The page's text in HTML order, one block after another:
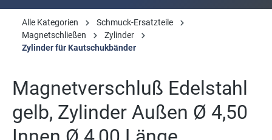
Alle Kategorien
Schmuck-Ersatzteile
Magnetschließen
Zylinder
Zylinder für Kautschukbänder
Magnetverschluß Edelstahl
gelb, Zylinder Außen Ø 4,50